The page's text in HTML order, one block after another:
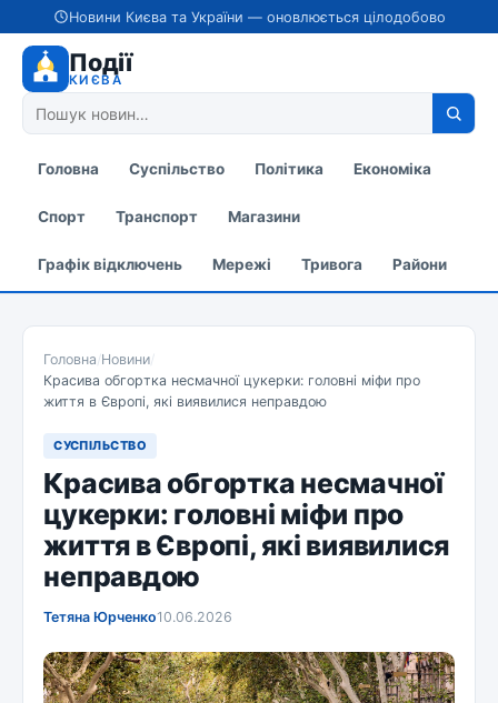
Новини Києва та України — оновлюється цілодобово
Події
КИЄВА
Головна Суспільство Політика Економіка
Спорт Транспорт Магазини
Графік відключень Мережі Тривога Райони
Головна/Новини/
Красива обгортка несмачної цукерки: головні міфи про
життя в Європі, які виявилися неправдою
СУСПІЛЬСТВО
Красива обгортка несмачної
цукерки: головні міфи про
життя в Європі, які виявилися
неправдою
Тетяна Юрченко10.06.2026